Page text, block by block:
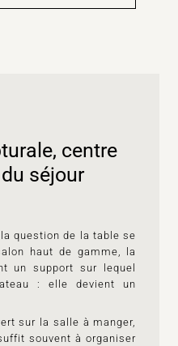
centre
séjour
question de la table se
haut de gamme, la
un support sur lequel
: elle devient un
sur la salle à manger,
souvent à organiser